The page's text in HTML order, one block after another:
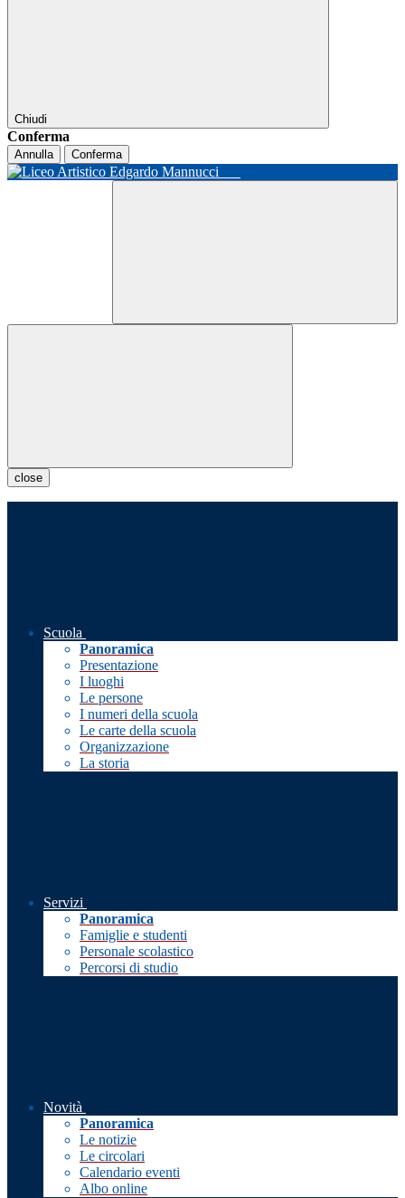
Chiudi
Conferma
Annulla Conferma
close
Scuola
Panoramica
Presentazione
I luoghi
Le persone
I numeri della scuola
Le carte della scuola
Organizzazione
La storia
Servizi
Panoramica
Famiglie e studenti
Personale scolastico
Percorsi di studio
Novità
Panoramica
Le notizie
Le circolari
Calendario eventi
Albo online